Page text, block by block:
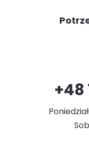
+48